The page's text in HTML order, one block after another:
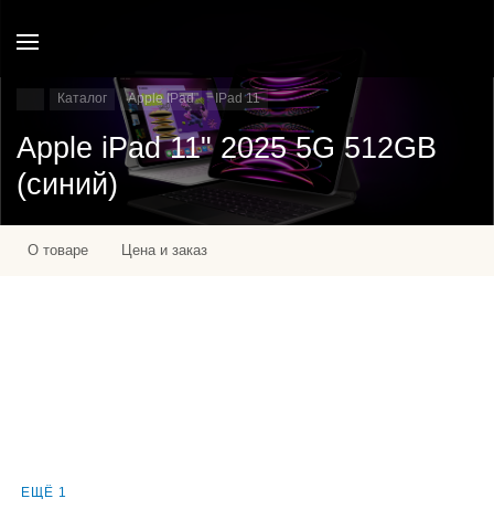
Каталог Apple IPad IPad 11
Apple iPad 11" 2025 5G 512GB
(синий)
О товаре Цена и заказ
ЕЩЁ 1